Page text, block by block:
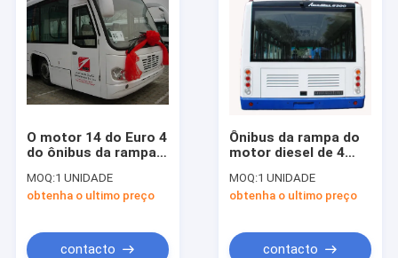
O motor 14 do Euro 4
do ônibus da rampa
transmissão de 110
passageiros de alta
MOQ:1 UNIDADE
obtenha o ultimo preço
contacto
Ônibus da rampa do
motor diesel de 4
transferes do
aeroporto do luxo do
MOQ:1 UNIDADE
obtenha o ultimo preço
contacto